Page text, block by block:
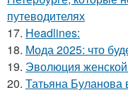
путеводителях
17. Headlines:
18. Мода 2025: что
19. Эволюция
20. Татьяна Буланова